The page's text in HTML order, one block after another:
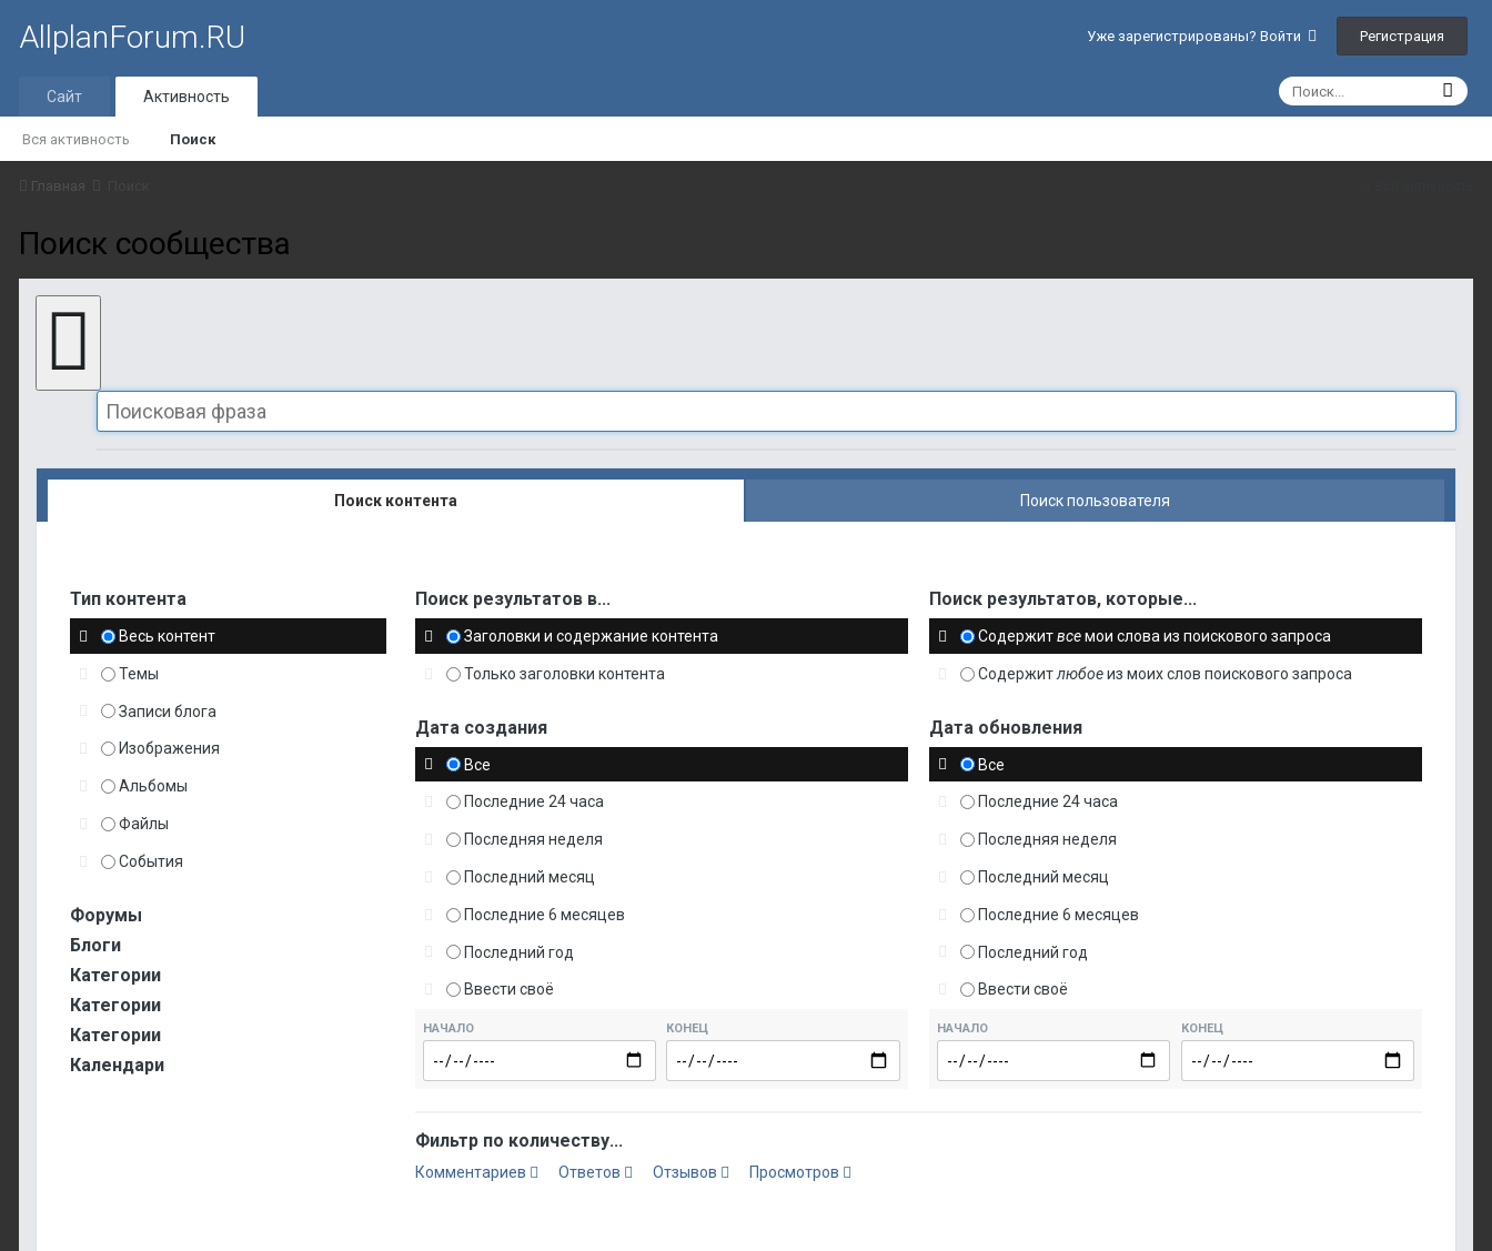
AllplanForum.RU Уже зарегистрированы? Войти Регистрация
Сайт Активность
Вся активность Поиск
Главная
Поиск сообщества
Поиск контента Поиск пользователя
Тип контента
Весь контент
Темы
Записи блога
Изображения
Альбомы
Файлы
События
Форумы
Блоги
Категории
Категории
Категории
Календари
Поиск результатов в...
Заголовки и содержание контента
Только заголовки контента
Поиск результатов, которые...
Содержитвсемои слова из поискового запроса
Содержитлюбоеиз моих слов поискового запроса
Дата создания
Все
Последние 24 часа
Последняя неделя
Последний месяц
Последние 6 месяцев
Последний год
Ввести своё
НАЧАЛО КОНЕЦ
Дата обновления
Все
Последние 24 часа
Последняя неделя
Последний месяц
Последние 6 месяцев
Последний год
Ввести своё
НАЧАЛО КОНЕЦ
Фильтр по количеству...
Комментариев Ответов Отзывов Просмотров